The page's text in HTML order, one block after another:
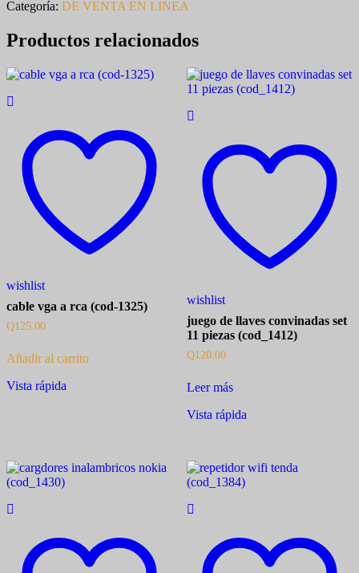
Categoría: DE VENTA EN LINEA
Productos relacionados
wishlist
cable vga a rca (cod-1325)
Q125.00
Añadir al carrito
Vista rápida
wishlist
juego de llaves convinadas set
11 piezas (cod_1412)
Q120.00
Leer más
Vista rápida